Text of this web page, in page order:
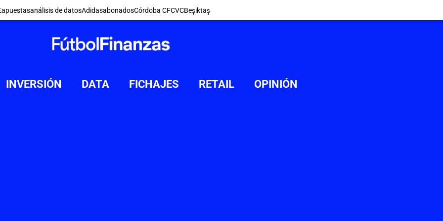
apuestasanálisis de datosAdidasabonadosCórdoba CFCVCBeşiktaş
INVERSIÓN DATA FICHAJES RETAIL OPINIÓN